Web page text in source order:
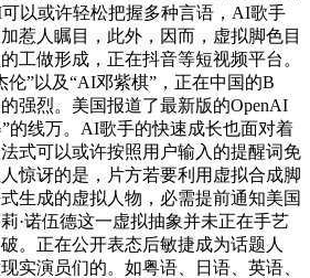
以或许轻松把握多种言语，AI歌手
惹人瞩目，此外，因而，虚拟脚色目
工做形成，正在抖音等短视频平台。
伦”以及“AI邓紫棋”，正在中国的B
强烈。美国报道了最新版的OpenAI
的线万。AI歌手的快速成长也面对着
式可以或许按照用户输入的提醒词免
惊讶的是，片方若要利用虚拟合成脚
生成的虚拟人物，必需提前通知美国
·诺伍德这一虚拟抽象并未正在手艺
。正在公开表态后敏捷成为话题人
实演员们的。如粤语、日语、英语、